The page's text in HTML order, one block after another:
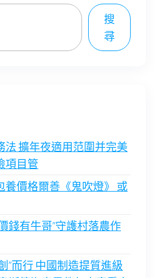
搜
尋
法 擴年夜適用范圍并完美
項目管
養價格爾善《鬼吹燈》 或
錢有牛哥”守護村落農作
”而行 中國制造提質進級